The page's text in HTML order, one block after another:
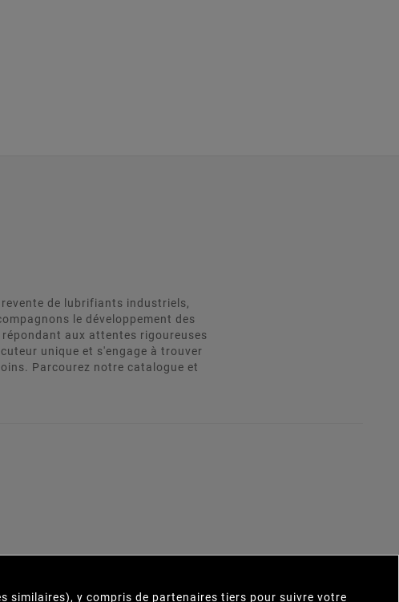
revente de lubrifiants industriels,
le développement des
aux attentes rigoureuses
unique et s'engage à trouver
Parcourez notre catalogue et
similaires), y compris de partenaires tiers pour suivre votre